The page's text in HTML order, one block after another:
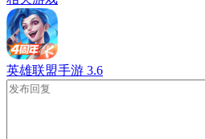
英雄联盟手游 3.6